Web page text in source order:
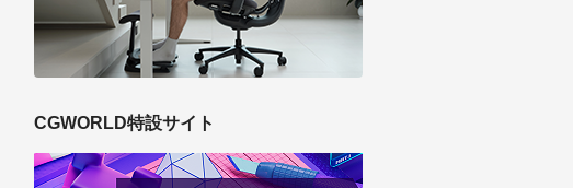
CGWORLD特設サイト